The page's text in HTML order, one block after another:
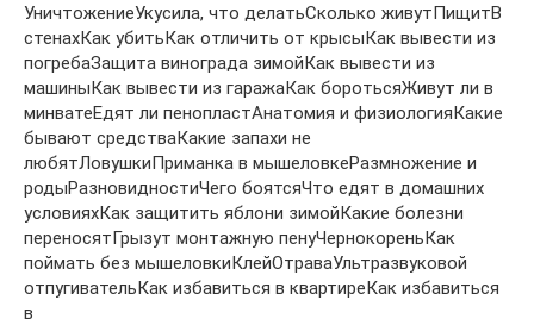
УничтожениеУкусила, что делатьСколько живутПищитВ
стенахКак убитьКак отличить от крысыКак вывести из
погребаЗащита винограда зимойКак вывести из
машиныКак вывести из гаражаКак боротьсяЖивут ли в
минватеЕдят ли пенопластАнатомия и физиологияКакие
бывают средстваКакие запахи не
любятЛовушкиПриманка в мышеловкеРазмножение и
родыРазновидностиЧего боятсяЧто едят в домашних
условияхКак защитить яблони зимойКакие болезни
переносятГрызут монтажную пенуЧернокореньКак
поймать без мышеловкиКлейОтраваУльтразвуковой
отпугивательКак избавиться в квартиреКак избавиться
в